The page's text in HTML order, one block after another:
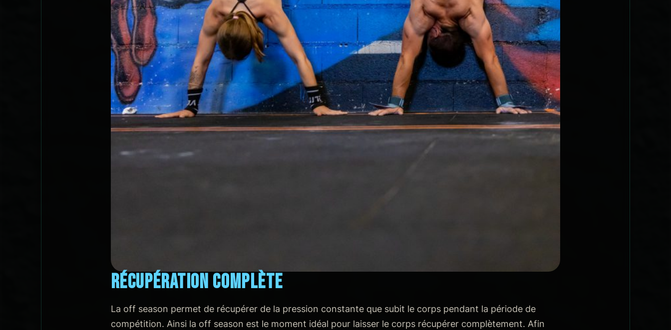
RÉCUPÉRATION COMPLÈTE
La off season permet de récupérer de la pression constante que subit le corps pendant la période de
compétition. Ainsi la off season est le moment idéal pour laisser le corps récupérer complètement. Afin